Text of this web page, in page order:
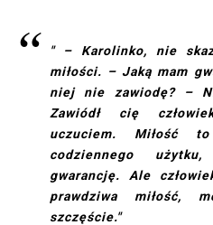
" – Karolinko, nie
miłości. – Jaką mam
niej nie zawiodę? –
Zawiódł cię
uczuciem. Miłość
codziennego
gwarancję. Ale
prawdziwa miłość,
szczęście."